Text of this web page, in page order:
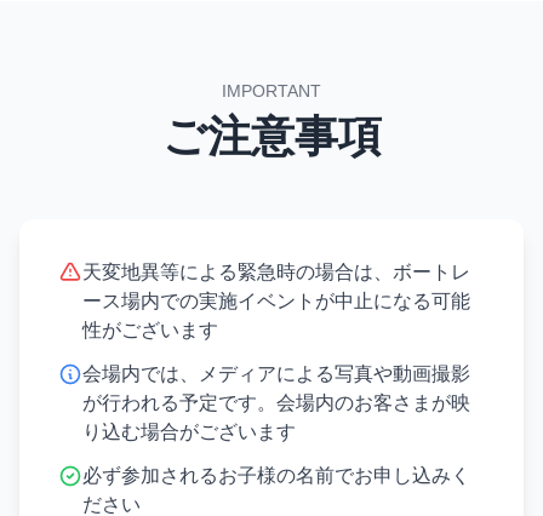
IMPORTANT
ご注意事項
天変地異等による緊急時の場合は、ボートレ
ース場内での実施イベントが中止になる可能
性がございます
会場内では、メディアによる写真や動画撮影
が行われる予定です。会場内のお客さまが映
り込む場合がございます
必ず参加されるお子様の名前でお申し込みく
ださい